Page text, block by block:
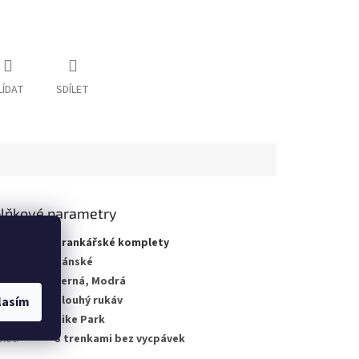
SDÍLET
parametry
Brankářské komplety
Pánské
:
Černá, Modrá
Dlouhý rukáv
:
Nike Park
: S trenkami bez vycpávek